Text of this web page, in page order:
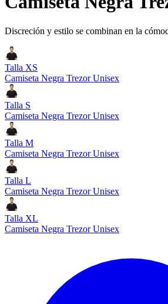
Discreción y estilo se combinan en la
Talla XS
Camiseta Negra Trezor Unisex
Talla S
Camiseta Negra Trezor Unisex
Talla M
Camiseta Negra Trezor Unisex
Talla L
Camiseta Negra Trezor Unisex
Talla XL
Camiseta Negra Trezor Unisex